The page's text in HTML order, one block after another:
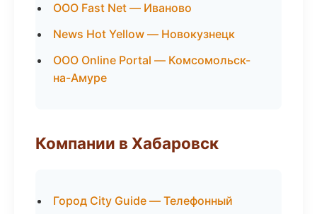
ООО Fast Net — Иваново
News Hot Yellow — Новокузнецк
ООО Online Portal — Комсомольск-
на-Амуре
Компании в Хабаровск
Город City Guide — Телефонный